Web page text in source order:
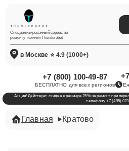
Специализированный сервис по
ремонту техники Thunderobot
в Москве ⭐ 4.9 (1000+)
+7 (800) 100-49-87
БЕСПЛАТНО для всех регионов
Акция! Действует скидка в размере 25% на ремонт при
телефону +7 (495)
Главная Кратово